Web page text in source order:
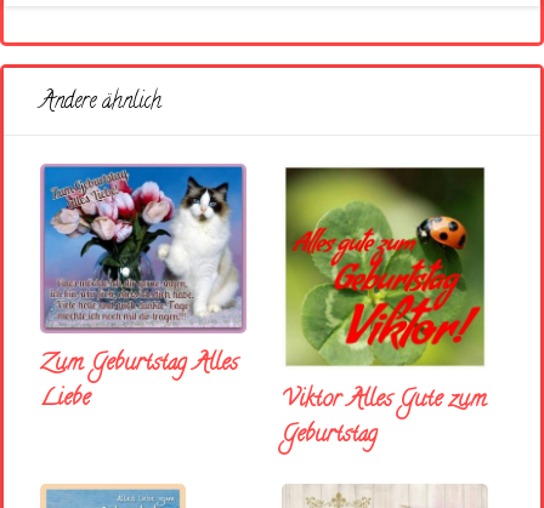
Andere ähnlich
Zum Geburtstag Alles
Liebe
Viktor Alles Gute zum
Geburtstag